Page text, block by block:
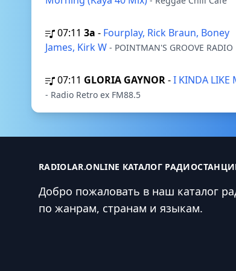
07:11 3a - Fourplay, Rick Braun, Boney
James, Kirk W - POINTMAN'S GROOVE RADIO
07:11 GLORIA GAYNOR-I KINDA LIKE
- Radio Retro ex FM88.5
RADIOLAR.ONLINE КАТАЛОГ
Добро пожаловать в наш каталог
по жанрам, странам и языкам.